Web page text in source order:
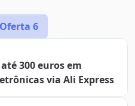
Oferta 6
300 euros em
via Ali Express